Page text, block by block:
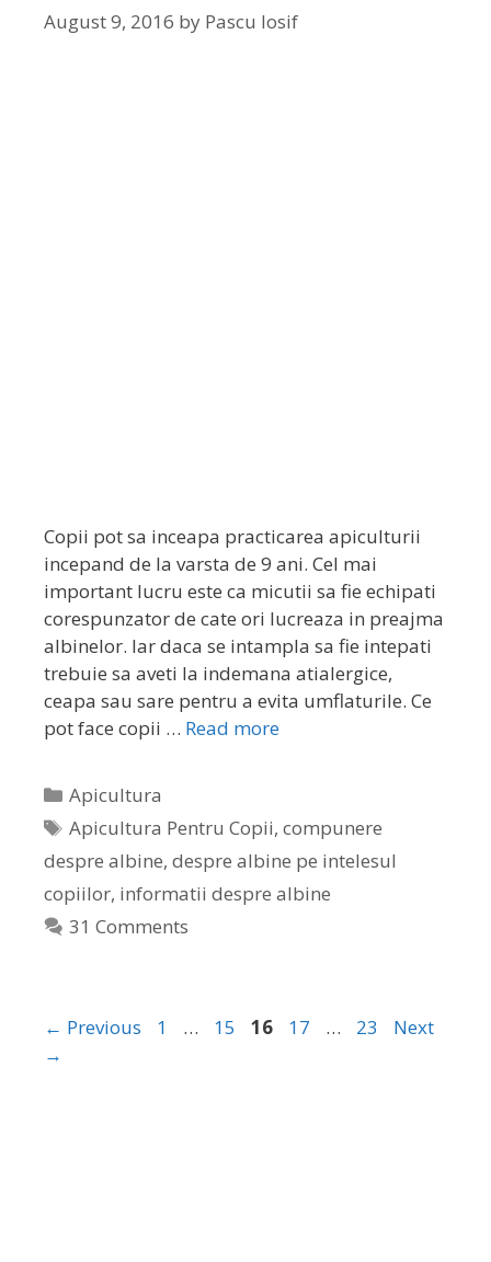
August 9, 2016 by Pascu Iosif
Copii pot sa inceapa practicarea apiculturii
incepand de la varsta de 9 ani. Cel mai
important lucru este ca micutii sa fie echipati
corespunzator de cate ori lucreaza in preajma
albinelor. Iar daca se intampla sa fie intepati
trebuie sa aveti la indemana atialergice,
ceapa sau sare pentru a evita umflaturile. Ce
pot face copii … Read more
Apicultura
Apicultura Pentru Copii,compunere
despre albine, despre albine pe intelesul
copiilor, informatii despre albine
31 Comments
← Previous 1 … 15 16 17 … 23
Next
→